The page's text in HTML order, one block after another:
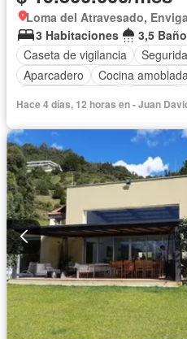
Loma del Atravesado,
3 Habitaciones
3,5
Caseta de vigilancia
Aparcadero
Cocina
Hace 4 días, 12 horas en - Juan